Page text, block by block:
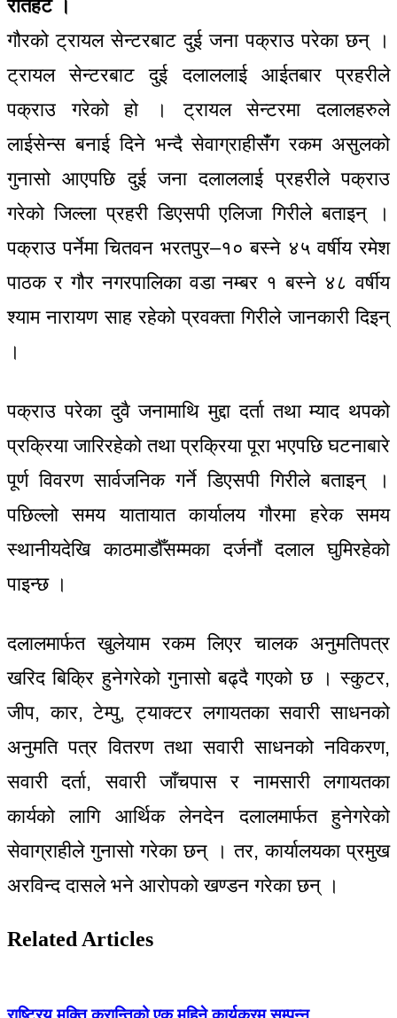
रौतहट ।
गौरको ट्रायल सेन्टरबाट दुई जना पक्राउ परेका छन् ।
ट्रायल सेन्टरबाट दुई दलाललाई आईतबार प्रहरीले
पक्राउ गरेको हो । ट्रायल सेन्टरमा दलालहरुले
लाईसेन्स बनाई दिने भन्दै सेवाग्राहीसँंग रकम असुलको
गुनासो आएपछि दुई जना दलाललाई प्रहरीले पक्राउ
गरेको जिल्ला प्रहरी डिएसपी एलिजा गिरीले बताइन् ।
पक्राउ पर्नेमा चितवन भरतपुर–१० बस्ने ४५ वर्षीय रमेश
पाठक र गौर नगरपालिका वडा नम्बर १ बस्ने ४८ वर्षीय
श्याम नारायण साह रहेको प्रवक्ता गिरीले जानकारी दिइन्
।
पक्राउ परेका दुवै जनामाथि मुद्दा दर्ता तथा म्याद थपको
प्रक्रिया जारिरहेको तथा प्रक्रिया पूरा भएपछि घटनाबारे
पूर्ण विवरण सार्वजनिक गर्ने डिएसपी गिरीले बताइन् ।
पछिल्लो समय यातायात कार्यालय गौरमा हरेक समय
स्थानीयदेखि काठमाडौँसम्मका दर्जनौं दलाल घुमिरहेको
पाइन्छ ।
दलालमार्फत खुलेयाम रकम लिएर चालक अनुमतिपत्र
खरिद बिक्रि हुनेगरेको गुनासो बढ्दै गएको छ । स्कुटर,
जीप, कार, टेम्पु, ट्याक्टर लगायतका सवारी साधनको
अनुमति पत्र वितरण तथा सवारी साधनको नविकरण,
सवारी दर्ता, सवारी जाँचपास र नामसारी लगायतका
कार्यको लागि आर्थिक लेनदेन दलालमार्फत हुनेगरेको
सेवाग्राहीले गुनासो गरेका छन् । तर, कार्यालयका प्रमुख
अरविन्द दासले भने आरोपको खण्डन गरेका छन् ।
Related Articles